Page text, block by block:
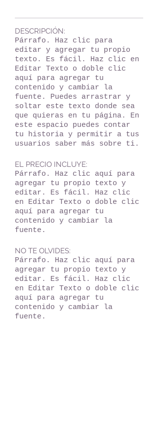
DESCRIPCIÓN:
Párrafo. Haz clic para
editar y agregar tu propio
texto. Es fácil. Haz clic en
Editar Texto o doble clic
aquí para agregar tu
contenido y cambiar la
fuente. Puedes arrastrar y
soltar este texto donde sea
que quieras en tu página. En
este espacio puedes contar
tu historia y permitir a tus
usuarios saber más sobre ti.
EL PRECIO INCLUYE:
Párrafo. Haz clic aquí para
agregar tu propio texto y
editar. Es fácil. Haz clic
en Editar Texto o doble clic
aquí para agregar tu
contenido y cambiar la
fuente.
NO TE OLVIDES:
Párrafo. Haz clic aquí para
agregar tu propio texto y
editar. Es fácil. Haz clic
en Editar Texto o doble clic
aquí para agregar tu
contenido y cambiar la
fuente.